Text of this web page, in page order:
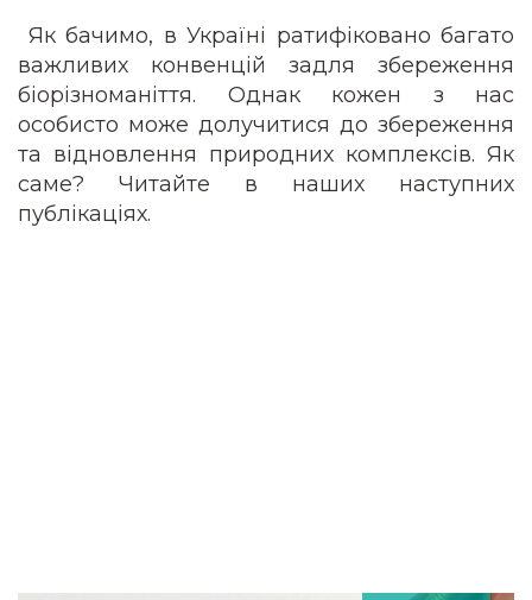
Як бачимо, в Україні ратифіковано багато
важливих конвенцій задля збереження
біорізноманіття. Однак кожен з нас
особисто може долучитися до збереження
та відновлення природних комплексів. Як
саме? Читайте в наших наступних
публікаціях.